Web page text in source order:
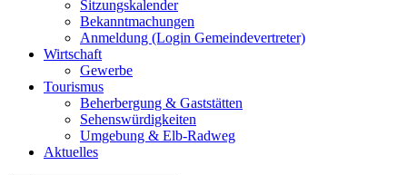
Sitzungskalender
Bekanntmachungen
Anmeldung (Login Gemeindevertreter)
Wirtschaft
Gewerbe
Tourismus
Beherbergung & Gaststätten
Sehenswürdigkeiten
Umgebung & Elb-Radweg
Aktuelles